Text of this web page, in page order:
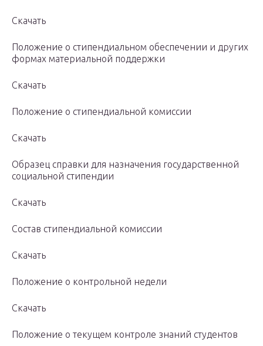
Скачать
Положение о стипендиальном обеспечении и других
формах материальной поддержки
Скачать
Положение о стипендиальной комиссии
Скачать
Образец справки для назначения государственной
социальной стипендии
Скачать
Состав стипендиальной комиссии
Скачать
Положение о контрольной недели
Скачать
Положение о текущем контроле знаний студентов